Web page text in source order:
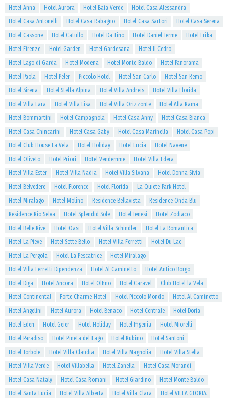
Hotel Anna
Hotel Aurora Hotel Baia Verde
Hotel Casa Alessandra
Hotel Casa Antonelli
Hotel Casa Rabagno Hotel Casa Sartori
Hotel Casa Serena
Hotel Cassone
Hotel Catullo Hotel Da Tino Hotel Daniel Terme
Hotel Erika
Hotel Firenze
Hotel Garden Hotel Gardesana
Hotel Il Cedro
Hotel Lago di Garda
Hotel Modena Hotel Monte Baldo
Hotel Panorama
Hotel Paola
Hotel Peler Piccolo Hotel Hotel San Carlo
Hotel San Remo
Hotel Sirena
Hotel Stella Alpina Hotel Villa Andreis
Hotel Villa Florida
Hotel Villa Lara
Hotel Villa Lisa Hotel Villa Orizzonte
Hotel Alla Rama
Hotel Bommartini
Hotel Campagnola Hotel Casa Anny
Hotel Casa Bianca
Hotel Casa Chincarini
Hotel Casa Gaby Hotel Casa Marinella
Hotel Casa Popi
Hotel Club House La Vela
Hotel Holiday Hotel Lucia
Hotel Navene
Hotel Oliveto
Hotel Priori Hotel Vendemme
Hotel Villa Edera
Hotel Villa Ester
Hotel Villa Nadia Hotel Villa Silvana
Hotel Donna Sivia
Hotel Belvedere
Hotel Florence Hotel Florida
La Quiete Park Hotel
Hotel Miralago
Hotel Molino Residence Bellavista
Residence Onda Blu
Residence Rio Selva
Hotel Splendid Sole Hotel Tenesi
Hotel Zodiaco
Hotel Belle Rive
Hotel Oasi Hotel Villa Schindler
Hotel La Romantica
Hotel La Pieve
Hotel Sette Bello Hotel Villa Ferretti
Hotel Du Lac
Hotel La Pergola
Hotel La Pescatrice
Hotel Miralago
Hotel Villa Ferretti Dipendenza
Hotel Al Caminetto
Hotel Antico Borgo
Hotel Diga
Hotel Ancora Hotel Olfino Hotel Caravel
Club Hotel la Vela
Hotel Continental
Forte Charme Hotel Hotel Piccolo Mondo
Hotel Al Caminetto
Hotel Angelini
Hotel Aurora Hotel Benaco Hotel Centrale
Hotel Doria
Hotel Eden
Hotel Geier Hotel Holiday Hotel Ifigenia
Hotel Miorelli
Hotel Paradiso
Hotel Pineta del Lago Hotel Rubino
Hotel Santoni
Hotel Torbole
Hotel Villa Claudia Hotel Villa Magnolia
Hotel Villa Stella
Hotel Villa Verde
Hotel Villabella Hotel Zanella
Hotel Casa Morandi
Hotel Casa Nataly
Hotel Casa Romani Hotel Giardino
Hotel Monte Baldo
Hotel Santa Lucia
Hotel Villa Alberta Hotel Villa Clara
Hotel VILLA GLORIA